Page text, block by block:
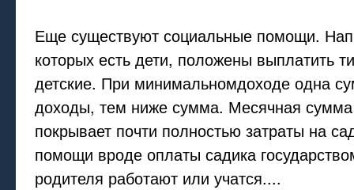
Еще существуют социальные помощи.
которых есть дети, положены выплатить
детские. При минимальномдоходе одна
доходы, тем ниже сумма. Месячная
покрывает почти полностью затраты на
помощи вроде оплаты садика
родителя работают или учатся....